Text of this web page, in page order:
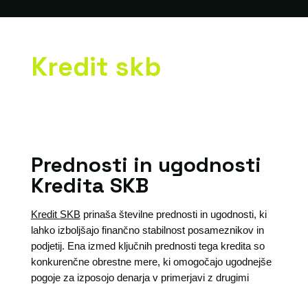
Kredit skb
Prednosti in ugodnosti
Kredita SKB
Kredit SKBprinaša številne prednosti in ugodnosti, ki
lahko izboljšajo finančno stabilnost posameznikov in
podjetij. Ena izmed ključnih prednosti tega kredita so
konkurenčne obrestne mere, ki omogočajo ugodnejše
pogoje za izposojo denarja v primerjavi z drugimi